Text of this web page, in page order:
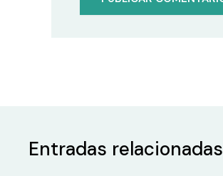
Entradas relacionadas